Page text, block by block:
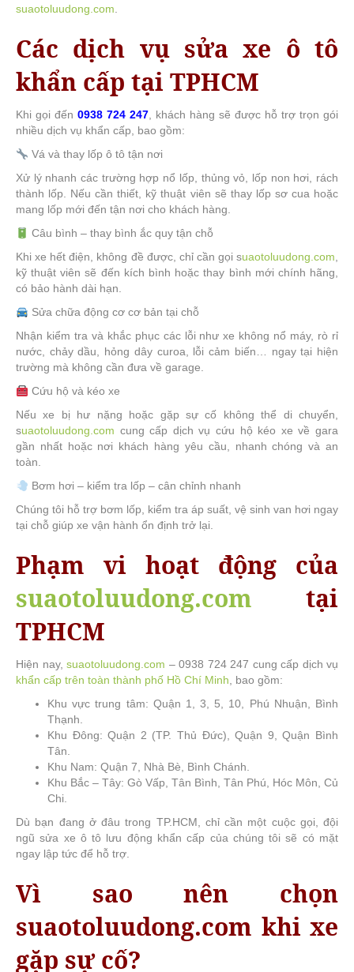
suaotoluudong.com.
Các dịch vụ sửa xe ô tô
khẩn cấp tại TPHCM
Khi gọi đến 0938 724 247, khách hàng sẽ được hỗ trợ trọn gói
nhiều dịch vụ khẩn cấp, bao gồm:
Vá và thay lốp ô tô tận nơi
Xử lý nhanh các trường hợp nổ lốp, thủng vỏ, lốp non hơi, rách
thành lốp. Nếu cần thiết, kỹ thuật viên sẽ thay lốp sơ cua hoặc
mang lốp mới đến tận nơi cho khách hàng.
Câu bình – thay bình ắc quy tận chỗ
Khi xe hết điện, không đề được, chỉ cần gọi suaotoluudong.com,
kỹ thuật viên sẽ đến kích bình hoặc thay bình mới chính hãng,
có bảo hành dài hạn.
Sửa chữa động cơ cơ bản tại chỗ
Nhận kiểm tra và khắc phục các lỗi như xe không nổ máy, rò rỉ
nước, chảy dầu, hỏng dây curoa, lỗi cảm biến… ngay tại hiện
trường mà không cần đưa về garage.
Cứu hộ và kéo xe
Nếu xe bị hư nặng hoặc gặp sự cố không thể di chuyển,
suaotoluudong.com cung cấp dịch vụ cứu hộ kéo xe về gara
gần nhất hoặc nơi khách hàng yêu cầu, nhanh chóng và an
toàn.
Bơm hơi – kiểm tra lốp – cân chỉnh nhanh
Chúng tôi hỗ trợ bơm lốp, kiểm tra áp suất, vệ sinh van hơi ngay
tại chỗ giúp xe vận hành ổn định trở lại.
Phạm vi hoạt động của
suaotoluudong.com tại
TPHCM
Hiện nay, suaotoluudong.com – 0938 724 247 cung cấp dịch vụ
khẩn cấp trên toàn thành phố Hồ Chí Minh, bao gồm:
Khu vực trung tâm: Quận 1, 3, 5, 10, Phú Nhuận, Bình
Thạnh.
Khu Đông: Quận 2 (TP. Thủ Đức), Quận 9, Quận Bình
Tân.
Khu Nam: Quận 7, Nhà Bè, Bình Chánh.
Khu Bắc – Tây: Gò Vấp, Tân Bình, Tân Phú, Hóc Môn, Củ
Chi.
Dù bạn đang ở đâu trong TP.HCM, chỉ cần một cuộc gọi, đội
ngũ sửa xe ô tô lưu động khẩn cấp của chúng tôi sẽ có mặt
ngay lập tức để hỗ trợ.
Vì sao nên chọn
suaotoluudong.com khi xe
gặp sự cố?